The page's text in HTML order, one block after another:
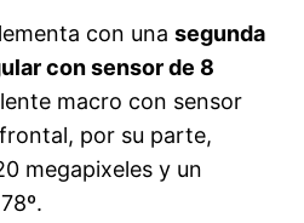
con una segunda
con sensor de 8
macro con sensor
por su parte,
megapixeles y un